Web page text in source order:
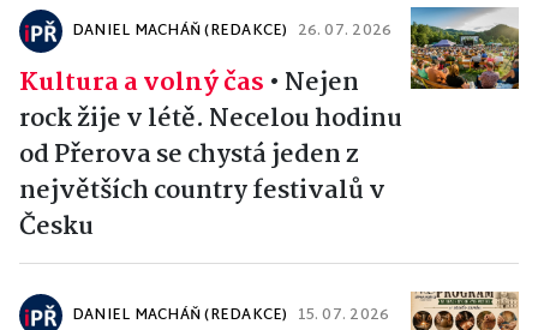
DANIEL MACHÁŇ (REDAKCE) 26. 07. 2026
Kultura a volný čas • Nejen
rock žije v létě. Necelou hodinu
od Přerova se chystá jeden z
největších country festivalů v
Česku
DANIEL MACHÁŇ (REDAKCE) 15. 07. 2026